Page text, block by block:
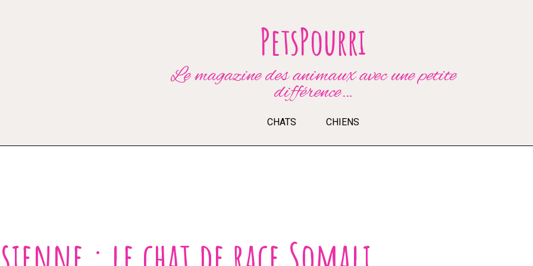
PetsPourri
Le magazine des animaux avec une petite
différence…
CHATS CHIENS